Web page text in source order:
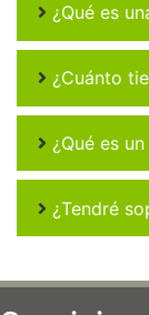
¿Qué es
¿Cuánto
¿Qué es
¿Tendré